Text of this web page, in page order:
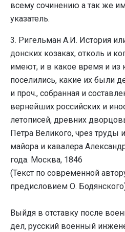
всему сочинению а так же
указатель.
3. Ригельман А.И. История
донских козаках, отколь и
имеют, и в какое время и из
поселились, какие их были
и проч., собранная и
вернейших российских и
летописей, древних
Петра Великого, чрез труды
майора и кавалера
года. Москва, 1846
(Текст по современной
предисловием О.
Выйдя в отставку после
дел, русский военный